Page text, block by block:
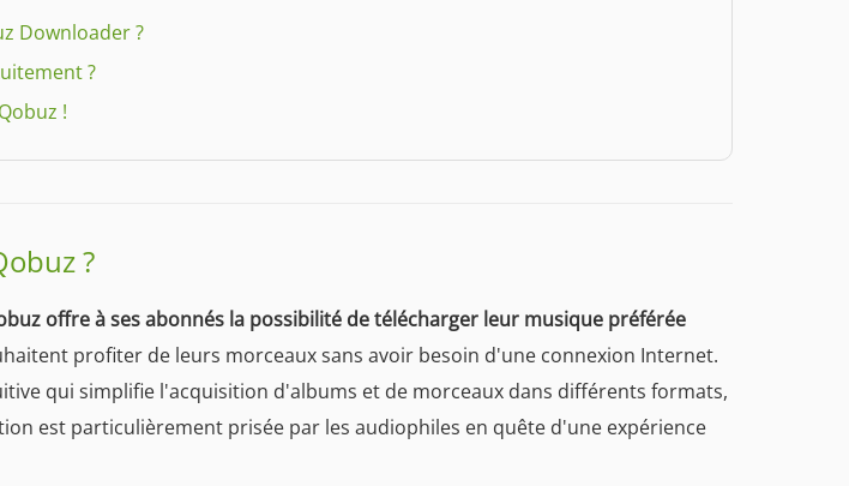
Downloader ?
?
!
?
offre à ses abonnés la possibilité de télécharger leur musique préférée
profiter de leurs morceaux sans avoir besoin d'une connexion Internet.
qui simplifie l'acquisition d'albums et de morceaux dans différents formats,
est particulièrement prisée par les audiophiles en quête d'une expérience